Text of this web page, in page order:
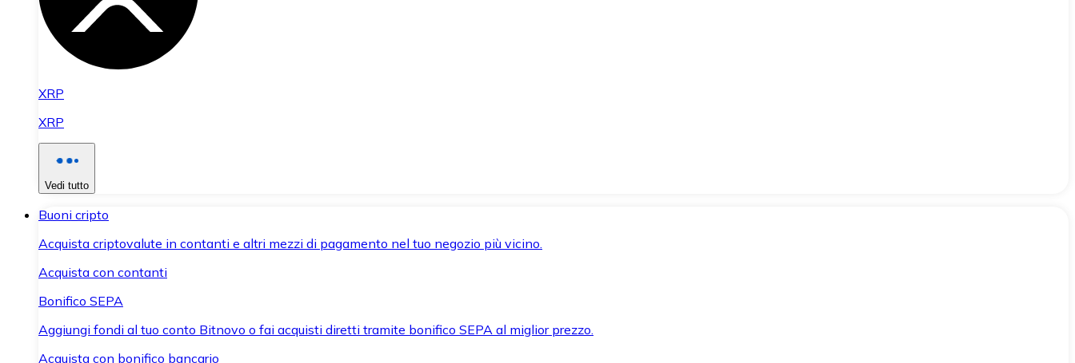
XRP
XRP
Vedi tutto
Buoni cripto
Acquista criptovalute in contanti e altri mezzi di pagamento nel tuo negozio più vicino.
Acquista con contanti
Bonifico SEPA
Aggiungi fondi al tuo conto Bitnovo o fai acquisti diretti tramite bonifico SEPA al miglior prezzo.
Acquista con bonifico bancario